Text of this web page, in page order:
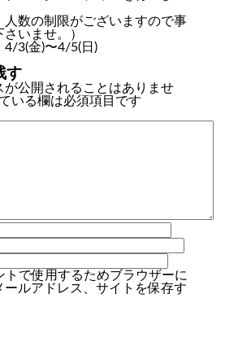
人数の制限がございますので事
いませ。）
3(金)〜4/5(日)
す
が公開されることはありませ
いる欄は必須項目です
トで使用するためブラウザーに
ールアドレス、サイトを保存す